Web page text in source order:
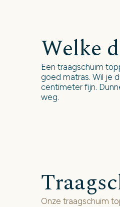
Welke
Een traagschuim
goed matras. Wil je
centimeter fijn.
weg.
Onze traagschuim